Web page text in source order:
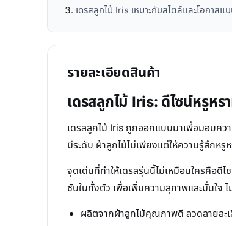
เดรสลูกไม้ Iris เหมาะกับสไตล์และโอกาสแ
รายละเอียดสินค้า
เดรสลูกไม้ Iris: ดีไซน์หรูห
เดรสลูกไม้ Iris ถูกออกแบบมาเพื่อมอบคว
มีระดับ ผ้าลูกไม้ไม่เพียงแต่ให้ความรู้สึกห
จุดเด่นที่ทำให้เดรสรุ่นนี้ไม่เหมือนใครคือดี
ซับในทั้งตัว เพื่อเพิ่มความสุภาพและมั่นใจ
ผลิตจากผ้าลูกไม้คุณภาพดี ลวดลายละ